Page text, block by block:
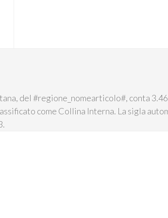
del #regione_nomearticolo#, conta
come Collina Interna. La sigla